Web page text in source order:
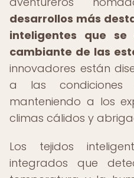
desarrollos más
inteligentes que
cambiante de las
innovadores están
a las condiciones
manteniendo a los
climas cálidos y
Los tejidos
integrados que